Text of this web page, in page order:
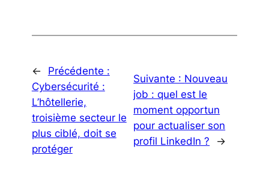
←
Précédente :
Cybersécurité :
L’hôtellerie,
troisième secteur le
plus ciblé, doit se
protéger
Suivante : Nouveau
job : quel est le
moment opportun
pour actualiser son
profil LinkedIn ?
→